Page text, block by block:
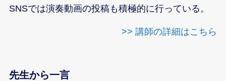
SNSでは演奏動画の投稿も積極的に行っている。
>> 講師の詳細はこちら
先生から一言